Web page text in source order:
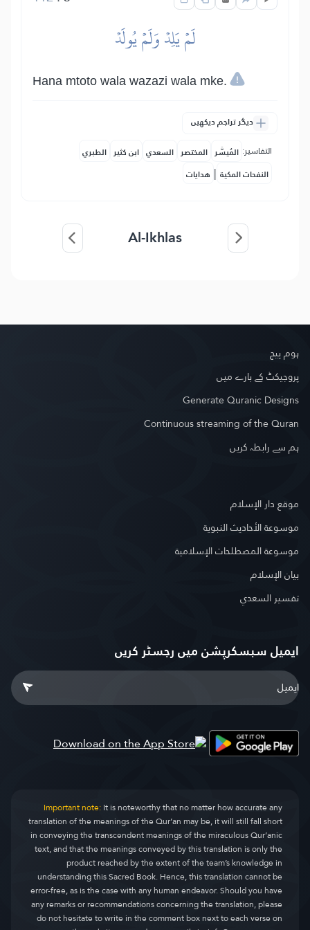
لَمۡ يَلِدۡ وَلَمۡ يُولَدۡ
Hana mtoto wala wazazi wala mke.
دیگر تراجم دیکھیں
التفاسير: المُيسَّر المختصر السعدي ابن كثير الطبري
النفحات المكية | هدايات
Al-Ikhlas
ہوم پیج
پروجیکٹ کے بارے میں
Generate Quranic Designs
Continuous streaming of the Quran
ہم سے رابطہ کریں
موقع دار الإسلام
موسوعة الأحاديث النبوية
موسوعة المصطلحات الإسلامية
بيان الإسلام
تفسير السعدي
ایمیل سبسکرپشن میں رجسٹر کریں
Important note:It is noteworthy that no matter how accurate any
translation of the meanings of the Qur’an may be, it will still fall short
in conveying the transcendent meanings of the miraculous Qur’anic
text, and that the meanings conveyed by this translation is only the
product reached by the extent of the team’s knowledge in
understanding this Sacred Book. Hence, this translation cannot be
error-free, as is the case with any human endeavor. Should you have
any remarks or recommendations concerning the translation, please
do not hesitate to write in the comment box next to each verse on